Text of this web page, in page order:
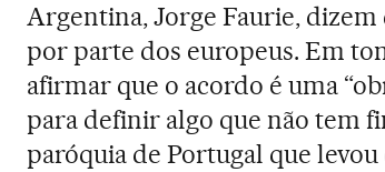
Argentina, Jorge Faurie, dizem
por parte dos europeus. Em
afirmar que o acordo é uma
para definir algo que não tem
paróquia de Portugal que levou